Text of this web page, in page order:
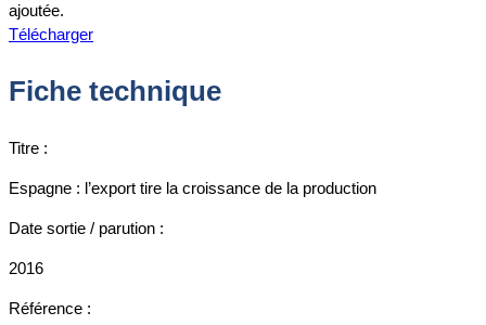
ajoutée.
Télécharger
Fiche technique
Titre :
Espagne : l’export tire la croissance de la production
Date sortie / parution :
2016
Référence :